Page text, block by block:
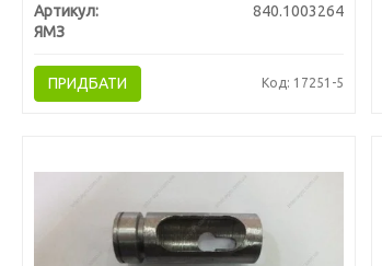
Артикул:
840.1003264
ЯМЗ
ПРИДБАТИ Код: 17251-5